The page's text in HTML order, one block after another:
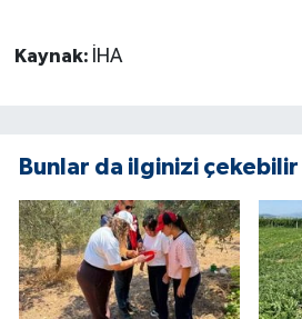
Kaynak: İHA
Bunlar da ilginizi çekebilir